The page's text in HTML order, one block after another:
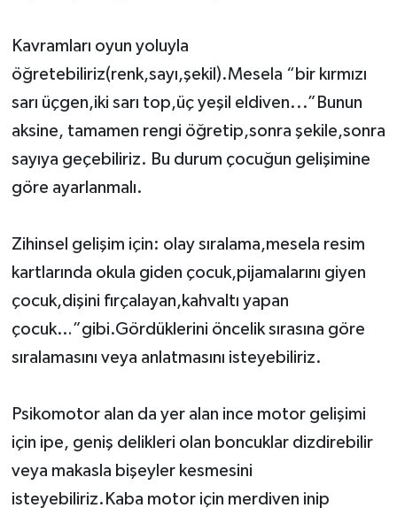
Kavramları oyun yoluyla
öğretebiliriz(renk,sayı,şekil).Mesela “bir kırmızı
sarı üçgen,iki sarı top,üç yeşil eldiven...”Bunun
aksine, tamamen rengi öğretip,sonra şekile,sonra
sayıya geçebiliriz. Bu durum çocuğun gelişimine
göre ayarlanmalı.
Zihinsel gelişim için: olay sıralama,mesela resim
kartlarında okula giden çocuk,pijamalarını giyen
çocuk,dişini fırçalayan,kahvaltı yapan
çocuk…”gibi.Gördüklerini öncelik sırasına göre
sıralamasını veya anlatmasını isteyebiliriz.
Psikomotor alan da yer alan ince motor gelişimi
için ipe, geniş delikleri olan boncuklar dizdirebilir
veya makasla bişeyler kesmesini
isteyebiliriz.Kaba motor için merdiven inip